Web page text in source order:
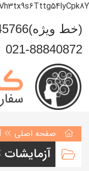
021-88845766(خط ویژه)
021-88840872
صفحه اصلی